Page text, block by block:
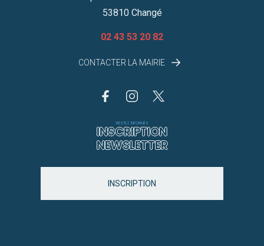
53810 Changé
02 43 53 20 82
CONTACTER LA MAIRIE
RESTEZ INFORMÉS
INSCRIPTION
NEWSLETTER
INSCRIPTION